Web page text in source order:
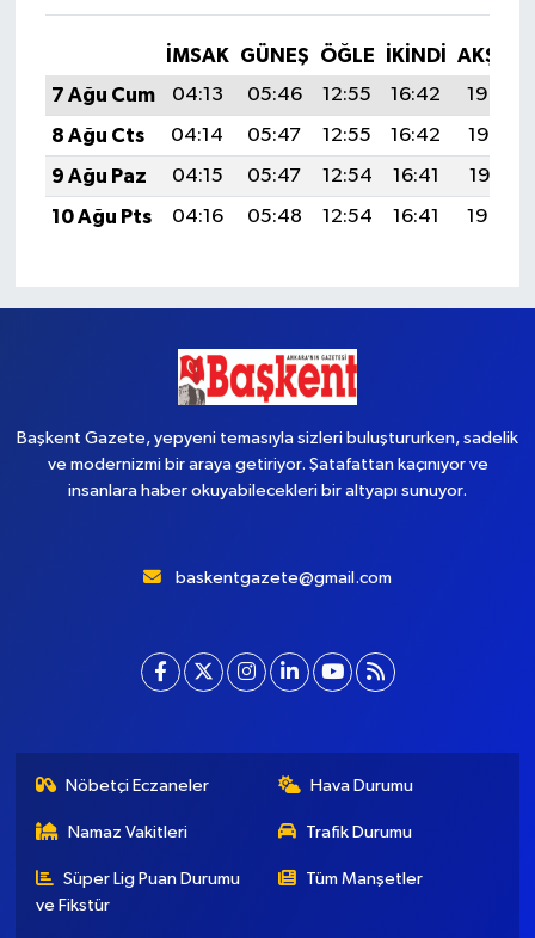
İMSAK GÜNEŞ ÖĞLE İKINDI
AKŞAM
7 Ağu Cum
04:13 05:46 12:55 16:42
19:54
8 Ağu Cts
04:14 05:47 12:55 16:42
19:53
9 Ağu Paz
04:15 05:47 12:54 16:41
19:51
10 Ağu Pts
04:16 05:48 12:54 16:41 19:50
Başkent Gazete, yepyeni temasıyla sizleri buluştururken, sadelik
ve modernizmi bir araya getiriyor. Şatafattan kaçınıyor ve
insanlara haber okuyabilecekleri bir altyapı sunuyor.
baskentgazete@gmail.com
Nöbetçi Eczaneler Hava Durumu
Namaz Vakitleri Trafik Durumu
Süper Lig Puan Durumu
ve Fikstür
Tüm Manşetler